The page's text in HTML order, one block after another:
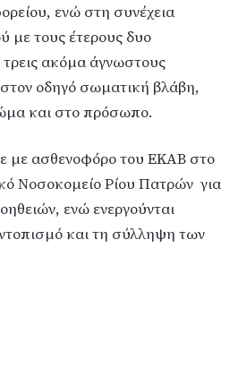
ενώ στη συνέχεια
με τους έτερους δυο
ακόμα άγνωστους
οδηγό σωματική βλάβη,
και στο πρόσωπο.
με ασθενοφόρο του ΕΚΑΒ στο
Νοσοκομείο Ρίου Πατρών για
ενώ ενεργούνται
και τη σύλληψη των